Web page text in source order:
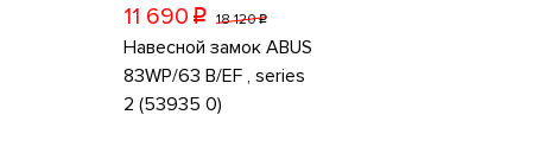
11 690 p 18 120p
Навесной замок ABUS
83WP/63 B/EF , series
2 (53935 0)